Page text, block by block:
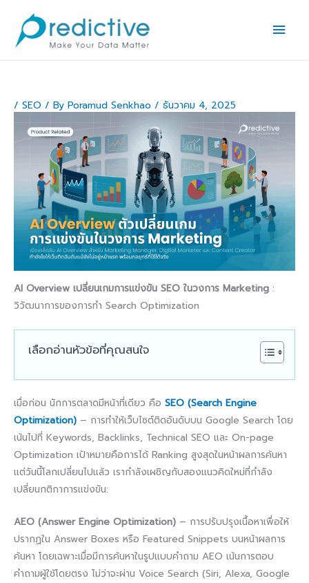
content
/ SEO / By Poramud Senkhao / ธันวาคม 4, 2025
AI Overview เปลี่ยนเกมการแข่งขัน SEO ในวงการ Marketing :
วิวัฒนาการของการทำ Search Optimization
เลือกอ่านหัวข้อที่คุณสนใจ
เมื่อก่อน นักการตลาดมีหน้าที่เดียว คือ SEO (Search Engine
Optimization) – การทำให้เว็บไซต์ติดอันดับบน Google Search โดย
เน้นไปที่ Keywords, Backlinks, Technical SEO และ On-page
Optimization เป้าหมายคือการได้ Ranking สูงสุดในหน้าผลการค้นหา
แต่วันนี้โลกเปลี่ยนไปแล้ว เรากำลังเผชิญกับสองแนวคิดใหม่ที่กำลัง
เปลี่ยนกติกาการแข่งขัน:
AEO (Answer Engine Optimization) – การปรับปรุงเนื้อหาเพื่อให้
ปรากฏใน Answer Boxes หรือ Featured Snippets บนหน้าผลการ
ค้นหา โดยเฉพาะเมื่อมีการค้นหาในรูปแบบคำถาม AEO เน้นการตอบ
คำถามผู้ใช้โดยตรง ไม่ว่าจะผ่าน Voice Search (Siri, Alexa, Google